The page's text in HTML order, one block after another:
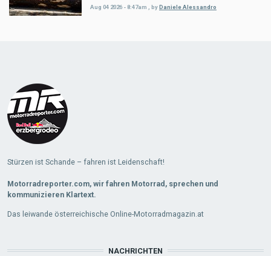
Aug 04 2026 - 8:47am byDaniele Alessandro
Stürzen ist Schande – fahren ist Leidenschaft!
Motorradreporter.com, wir fahren Motorrad, sprechen und
kommunizieren Klartext.
Das leiwande österreichische Online-Motorradmagazin.at
NACHRICHTEN